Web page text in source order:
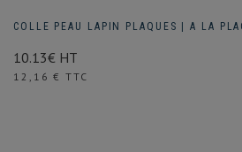
COLLE PEAU LAPIN PLAQUES | A LA
10.13€ HT
Prix
12,16 € TTC